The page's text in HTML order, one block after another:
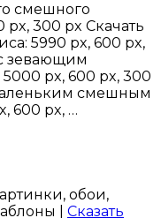
смешного
px, 300 px Скачать
5990 px, 600 px,
зевающим
px, 600 px, 300
смешным
600 px, …
обои,
| Сказать